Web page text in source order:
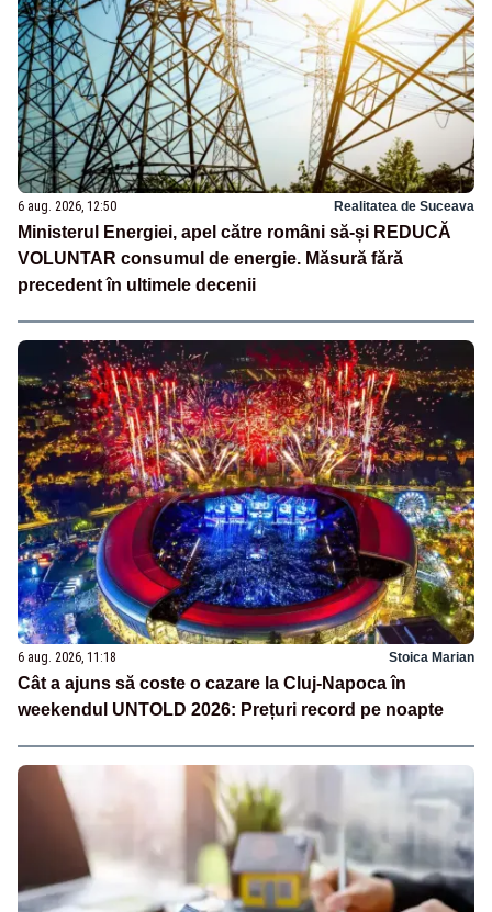
6 aug. 2026, 12:50 Realitatea de Suceava
Ministerul Energiei, apel către români să-și REDUCĂ
VOLUNTAR consumul de energie. Măsură fără
precedent în ultimele decenii
6 aug. 2026, 11:18 Stoica Marian
Cât a ajuns să coste o cazare la Cluj-Napoca în
weekendul UNTOLD 2026: Prețuri record pe noapte